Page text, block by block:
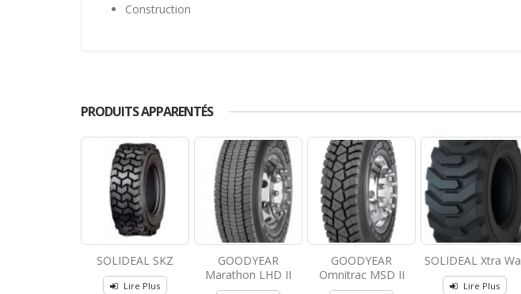
Construction
PRODUITS APPARENTÉS
SOLIDEAL SKZ
Lire Plus
GOODYEAR
Marathon LHD II
GOODYEAR
Omnitrac MSD II
SOLIDEAL Xtra Wall
Lire Plus